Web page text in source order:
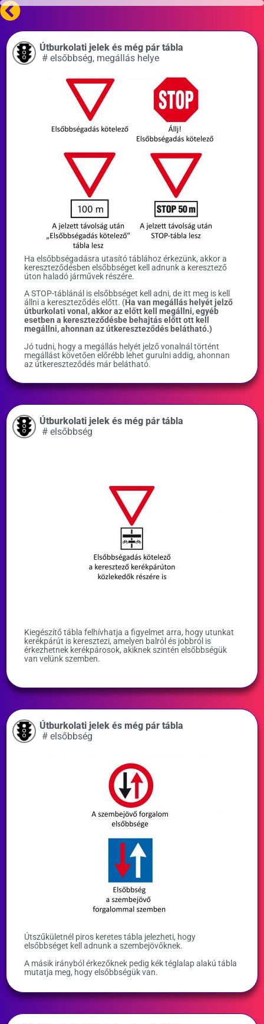
Útburkolati jelek és még pár tábla
# elsőbbség, megállás helye
Ha elsőbbségadásra utasító táblához érkezünk, akkor a
kereszteződésben elsőbbséget kell adnunk a keresztező
úton haladó járművek részére.
A STOP-táblánál is elsőbbséget kell adni, de itt meg is kell
állni a kereszteződés előtt. (Ha van megállás helyét jelző
útburkolati vonal, akkor az előtt kell megállni, egyéb
esetben a kereszteződésbe behajtás előtt ott kell
megállni, ahonnan az útkereszteződés belátható.)
Jó tudni, hogy a megállás helyét jelző vonalnál történt
megállást követően előrébb lehet gurulni addig, ahonnan
az útkereszteződés már belátható.
Útburkolati jelek és még pár tábla
# elsőbbség
Kiegészítő tábla felhívhatja a figyelmet arra, hogy utunkat
kerékpárút is keresztezi, amelyen balról és jobbról is
érkezhetnek kerékpárosok, akiknek szintén elsőbbségük
van velünk szemben.
Útburkolati jelek és még pár tábla
# elsőbbség
Útszűkületnél piros keretes tábla jelezheti, hogy
elsőbbséget kell adnunk a szembejövőknek.
A másik irányból érkezőknek pedig kék téglalap alakú tábla
mutatja meg, hogy elsőbbségük van.